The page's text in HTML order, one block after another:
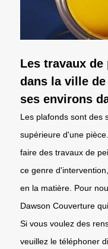
Les travaux
dans la ville
ses environs
Les plafonds sont des
supérieure d'une
faire des travaux de
ce genre
en la matière. Pour
Dawson Couverture
Si vous voulez des
veuillez le téléphoner